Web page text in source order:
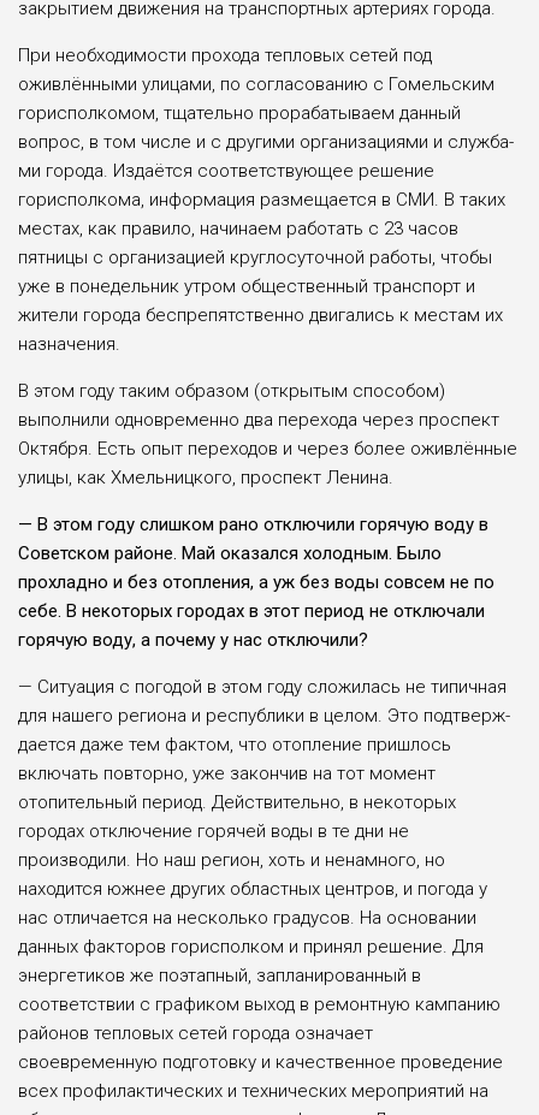
закрытием движения на транспортных артери­ях города.
При необходимости прохода тепловых сетей под
оживлёнными ули­цами, по согласованию с Гомельским
горисполко­мом, тщательно прораба­тываем данный
вопрос, в том числе и с другими организациями и служба­
ми города. Издаётся соот­ветствующее решение
горисполкома, информа­ция размещается в СМИ. В таких
местах, как пра­вило, начинаем работать с 23 часов
пятницы с орга­низацией круглосуточ­ной работы, чтобы
уже в понедельник утром обще­ственный транспорт и
жители города беспре­пятственно двигались к местам их
назначения.
В этом году таким образом (открытым спо­собом)
выполнили одно­временно два перехода через проспект
Октября. Есть опыт переходов и через более оживлённые
улицы, как Хмельницко­го, проспект Ленина.
— В этом году слиш­ком рано отключи­ли горячую воду в
Со­ветском районе. Май ока­зался холодным. Было
прохладно и без отопле­ния, а уж без воды со­всем не по
себе. В неко­торых городах в этот пе­риод не отключали
горя­чую воду, а почему у нас отключили?
— Ситуация с погодой в этом году сложилась не типичная
для наше­го региона и республики в целом. Это подтверж­
дается даже тем фактом, что отопление пришлось
включать повторно, уже закончив на тот момент
отопительный период. Действительно, в неко­торых
городах отключе­ние горячей воды в те дни не
производили. Но наш регион, хоть и ненамного, но
находится южнее дру­гих областных центров, и погода у
нас отличается на несколько градусов. На основании
данных факторов горисполком и принял реше­ние. Для
энергетиков же поэтапный, запланиро­ванный в
соответствии с графиком выход в ремонт­ную кампанию
районов тепловых сетей города означает
своевременную подготовку и качествен­ное проведение
всех про­филактических и техни­ческих мероприятий на